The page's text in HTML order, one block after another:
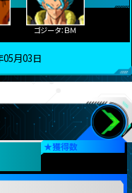
ゴジータ：ＢＭ
05月03日
★獲得数